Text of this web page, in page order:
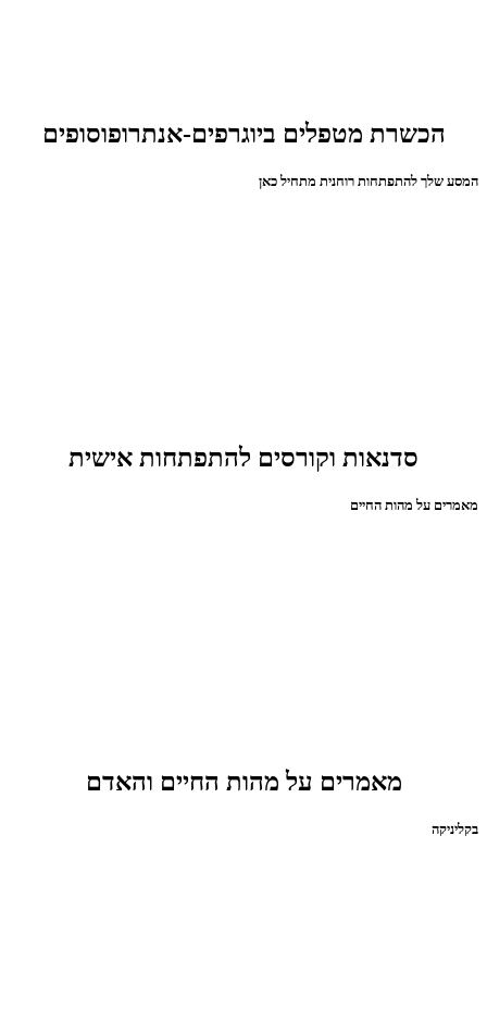
הכשרת מטפלים ביוגרפים-אנתרופוסופים
המסע שלך להתפתחות רוחנית מתחיל כאן
סדנאות וקורסים להתפתחות אישית
מאמרים על מהות החיים
מאמרים על מהות החיים והאדם
בקליניקה